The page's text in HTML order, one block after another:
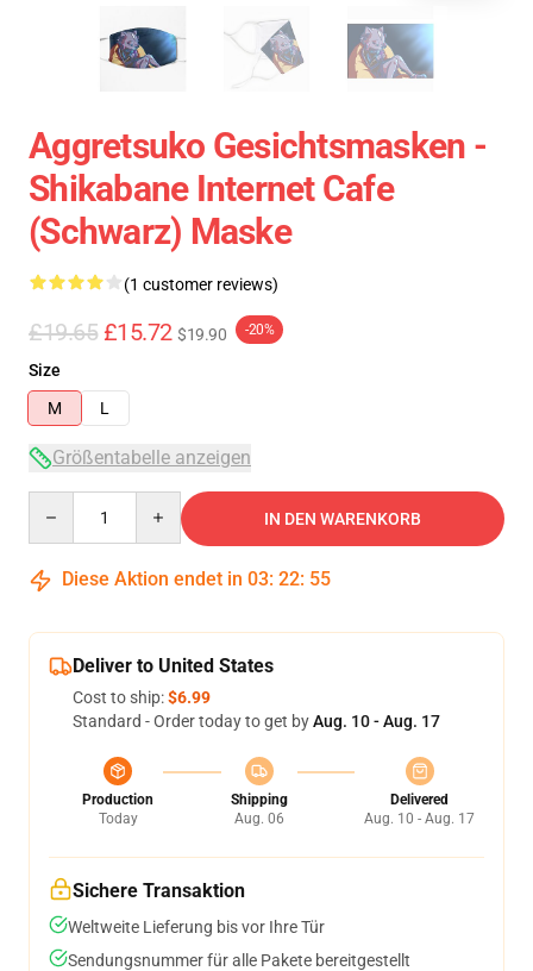
Aggretsuko Gesichtsmasken -
Shikabane Internet Cafe
(schwarz) Maske
(1 customer reviews)
£19.65 £15.72 $19.90 -20%
Size
M
L
Größentabelle anzeigen
IN DEN WARENKORB
Diese Aktion endet in 03: 22: 54
Deliver to United States
Cost to ship:$6.99
Standard - Order today to get byAug. 10 - Aug. 17
Production
Today
Shipping
Aug. 06
Delivered
Aug. 10 - Aug. 17
Sichere Transaktion
Weltweite Lieferung bis vor Ihre Tür
Sendungsnummer für alle Pakete bereitgestellt